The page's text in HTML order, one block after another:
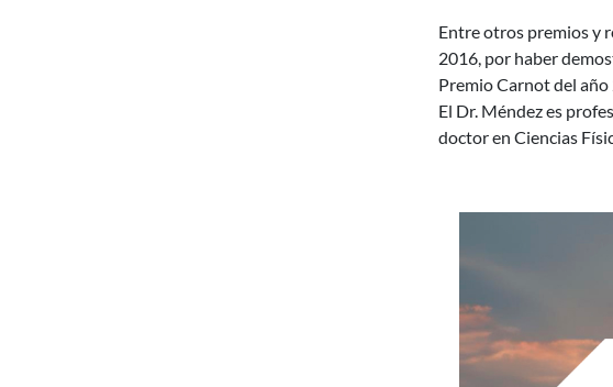
Entre otros premios y
2016, por haber
Premio Carnot del año
El Dr. Méndez es
doctor en Ciencias